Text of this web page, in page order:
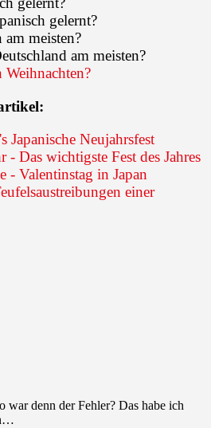
gelernt?
am meisten?
am meisten?
Japanische Neujahrsfest
- Das wichtigste Fest des Jahres
- Valentinstag in Japan
einer
denn der Fehler? Das habe ich